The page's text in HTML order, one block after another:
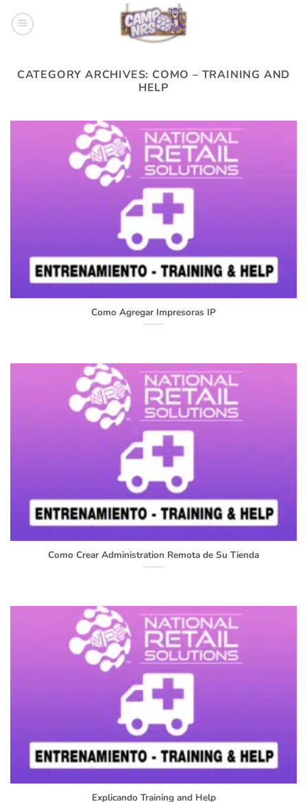
CATEGORY ARCHIVES: COMO – TRAINING AND
HELP
Como Agregar Impresoras IP
Como Crear Administration Remota de Su Tienda
Explicando Training and Help